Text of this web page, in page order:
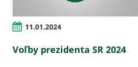
11.01.2024
Voľby prezidenta SR 2024